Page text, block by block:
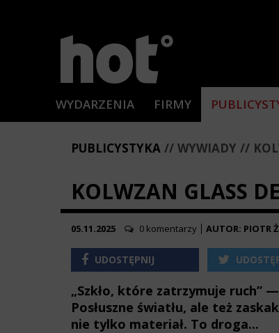
WYDARZENIA FIRMY
PUBLICYSTYKA WYWIADY
KOLWZAN GLASS
05.11.2025 0 komentarzy AUTOR: PIOTR
UDOSTĘPNIJ
„Szkło, które zatrzymuje ruch”
Posłuszne światłu, ale też
nie tylko materiał. To droga...